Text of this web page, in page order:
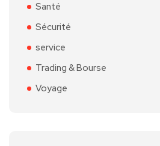
Santé
Sécurité
service
Trading & Bourse
Voyage